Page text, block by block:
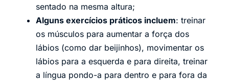
sentado na mesma altura;
Alguns exercícios práticos incluem: treinar
os músculos para aumentar a força dos
lábios (como dar beijinhos), movimentar os
lábios para a esquerda e para direita, treinar
a língua pondo-a para dentro e para fora da